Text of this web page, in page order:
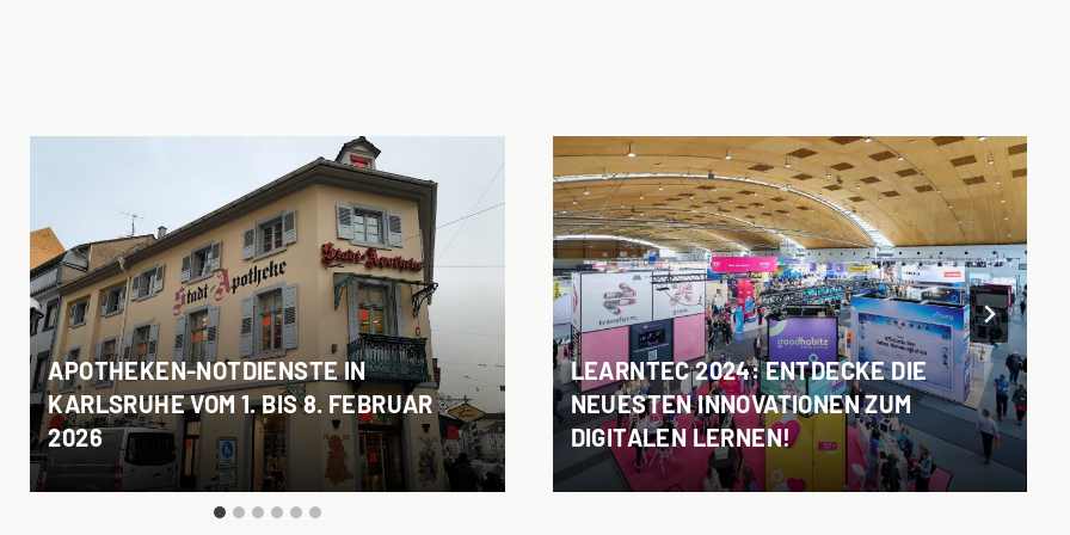
APOTHEKEN-NOTDIENSTE IN
KARLSRUHE VOM 1. BIS 8. FEBRUAR
2026
LEARNTEC 2024: ENTDECKE DIE
NEUESTEN INNOVATIONEN ZUM
DIGITALEN LERNEN!